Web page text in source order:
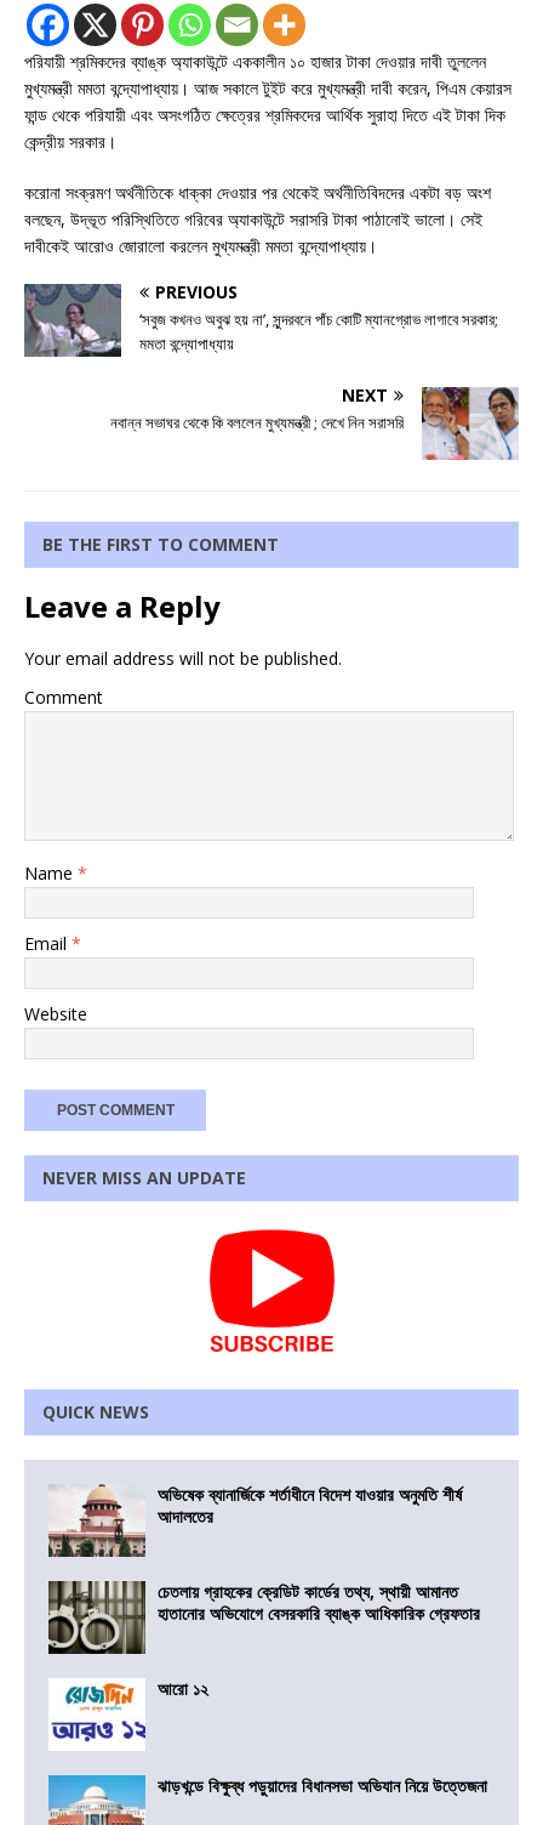
পরিযায়ী শ্রমিকদের ব্যাঙ্ক অ্যাকাউন্টে এককালীন ১০ হাজার টাকা দেওয়ার দাবী তুললেন
মুখ্যমন্ত্রী মমতা বন্দ্যোপাধ্যায়। আজ সকালে টুইট করে মুখ্যমন্ত্রী দাবী করেন, পিএম কেয়ারস
ফান্ড থেকে পরিযায়ী এবং অসংগঠিত ক্ষেত্রের শ্রমিকদের আর্থিক সুরাহা দিতে এই টাকা দিক
কেন্দ্রীয় সরকার।
করোনা সংক্রমণ অর্থনীতিকে ধাক্কা দেওয়ার পর থেকেই অর্থনীতিবিদদের একটা বড় অংশ
বলছেন, উদ্ভূত পরিস্থিতিতে গরিবের অ্যাকাউন্টে সরাসরি টাকা পাঠানোই ভালো। সেই
দাবীকেই আরোও জোরালো করলেন মুখ্যমন্ত্রী মমতা বন্দ্যোপাধ্যায়।
PREVIOUS
‘সবুজ কখনও অবুঝ হয় না’, সুন্দরবনে পাঁচ কোটি ম্যানগ্রোভ লাগাবে সরকার;
মমতা বন্দ্যোপাধ্যায়
NEXT
নবান্ন সভাঘর থেকে কি বললেন মুখ্যমন্ত্রী ; দেখে নিন সরাসরি
BE THE FIRST TO COMMENT
Leave a Reply
Your email address will not be published.
Comment
Name *
Email *
Website
NEVER MISS AN UPDATE
QUICK NEWS
অভিষেক ব্যানার্জিকে শর্তাধীনে বিদেশ যাওয়ার অনুমতি শীর্ষ
আদালতের
চেতলায় গ্রাহকের ক্রেডিট কার্ডের তথ্য, স্থায়ী আমানত
হাতানোর অভিযোগে বেসরকারি ব্যাঙ্ক আধিকারিক গ্রেফতার
আরো ১২
ঝাড়খন্ডে বিক্ষুব্ধ পড়ুয়াদের বিধানসভা অভিযান নিয়ে উত্তেজনা